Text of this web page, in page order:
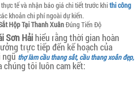
tế và nhận báo giá chi tiết trước khithi công
khoản chi phí ngoài dự kiến.
Hộp Tại Thanh XuânĐúng Tiến Độ
Sơn Hải hiểu rằng thời gian hoàn
trực tiếp đến kế hoạch của
ngũthợ làm cầu thang sắt, cầu thang xoắn đẹp,
chúng tôi luôn cam kết: